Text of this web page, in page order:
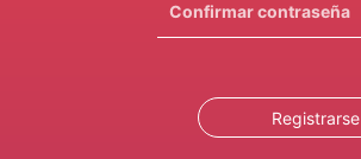
Confirmar contraseña
Registrarse